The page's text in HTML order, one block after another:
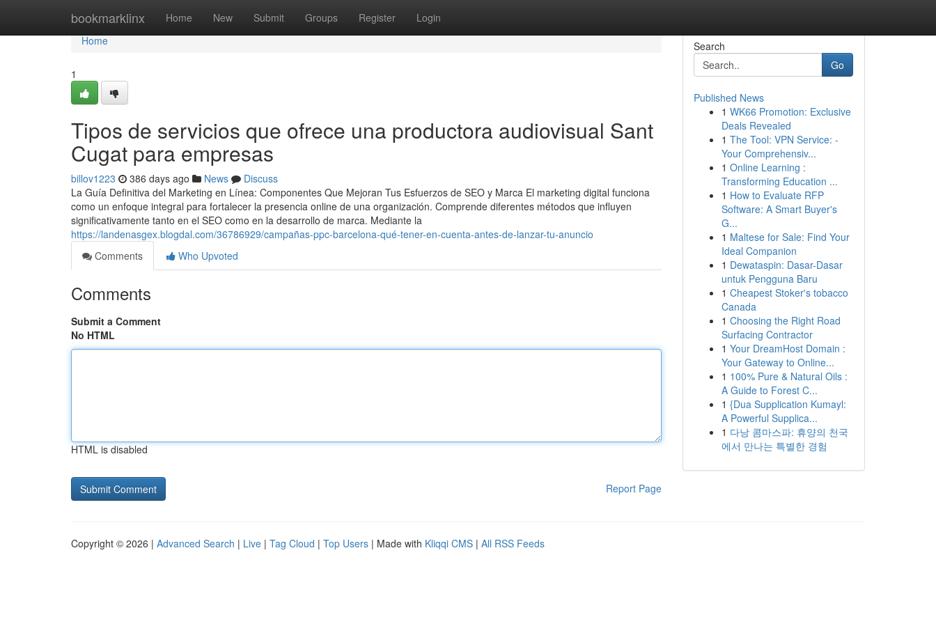
bookmarklinx Home New Submit Groups Register Login
Home
Home
1
Tipos de servicios que ofrece una productora audiovisual Sant
Cugat para empresas
billov1223 386 days ago News
Discuss
La Guía Definitiva del Marketing en Línea: Componentes Que Mejoran Tus Esfuerzos de SEO y Marca El marketing digital funciona
como un enfoque integral para fortalecer la presencia online de una organización. Comprende diferentes métodos que influyen
significativamente tanto en el SEO como en la desarrollo de marca. Mediante la
https://landenasgex.blogdal.com/36786929/campañas-ppc-barcelona-qué-tener-en-cuenta-antes-de-lanzar-tu-anuncio
Comments
Who Upvoted
Comments
Submit a Comment
No HTML
HTML is disabled
Report Page
Search
Go
Published News
1 WK66 Promotion: Exclusive
Deals Revealed
1 The Tool: VPN Service: -
Your Comprehensiv...
1 Online Learning :
Transforming Education ...
1 How to Evaluate RFP
Software: A Smart Buyer's
G...
1 Maltese for Sale: Find Your
Ideal Companion
1 Dewataspin: Dasar-Dasar
untuk Pengguna Baru
1 Cheapest Stoker's tobacco
Canada
1 Choosing the Right Road
Surfacing Contractor
1 Your DreamHost Domain :
Your Gateway to Online...
1 100% Pure & Natural Oils :
A Guide to Forest C...
1 {Dua Supplication Kumayl:
A Powerful Supplica...
1 다낭 콤마스파: 휴양의 천국
에서 만나는 특별한 경험
Copyright © 2026 | Advanced Search | Live | Tag Cloud | Top Users | Made with Kliqqi CMS | All RSS Feeds